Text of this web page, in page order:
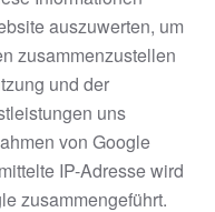
auszuwerten, um
zusammenzustellen
und der
uns
von Google
IP-Adresse wird
zusammengeführt.